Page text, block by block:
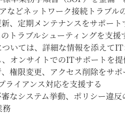
などネットワーク接続トラブル
、定期メンテナンスをサポート
トラブルシューティングを支援
いては、詳細な情報を添えて
オンサイトでのITサポートを提
権限変更、アクセス削除をサポ
ライアンス対応を支援する
なシステム挙動、ポリシー違
務